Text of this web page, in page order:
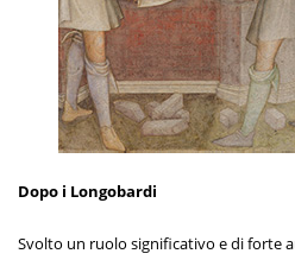
Dopo i Longobardi
Svolto un ruolo significativo e di forte